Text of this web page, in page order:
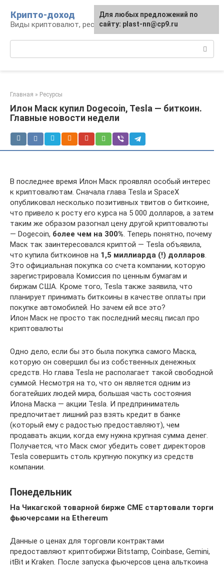
контенту
Крипто-доход
Виды криптовалют, ресурсы и сервисы
Главная » Ресурсы
Илон Маск купил Dogecoin, Tesla — биткоин.
Главные новости недели
В последнее время Илон Маск проявлял особый интерес
к криптовалютам. Сначала глава Tesla и SpaceX
опубликовал несколько позитивных твитов о биткоине,
что привело к росту его курса на 5 000 долларов, а затем
таким же образом разогнал цену другой криптовалюты
— Dogecoin, более чем на 300%. Теперь понятно, почему
Маск так заинтересовался криптой — Tesla объявила,
что купила биткоинов на 1,5 миллиарда (!) долларов.
Это официальная покупка со счета компании, которую
зарегистрировала Комиссия по ценным бумагам и
биржам США. Кроме того, Tesla также заявила, что
планирует принимать биткоины в качестве оплаты при
покупке автомобилей. Но зачем ей все это?
Илон Маск не просто так последний месяц писал про
криптовалюты
Одно дело, если бы это была покупка самого Маска,
которую он совершил бы из собственных денежных
средств. Но глава Tesla не располагает такой свободной
суммой. Несмотря на то, что он является одним из
богатейших людей мира, большая часть состояния
Илона Маска — акции Tesla. И предприниматель
предпочитает лишний раз взять кредит в банке
(который ему с радостью предоставляют), чем
продавать акции, когда ему нужна крупная сумма денег.
Получается, что Маск смог убедить совет директоров
Tesla совершить столь крупную покупку из средств
компании.
Понедельник
На Чикагской товарной бирже CME стартовали торги
фьючерсами на Ethereum
Данные о ценах для торговли контрактами
предоставляют криптобиржи Bitstamp, Coinbase, Gemini,
itBit и Kraken. После запуска фьючерсов цена альткоина
Для любых предложений по
сайту: plast-nn@cp9.ru